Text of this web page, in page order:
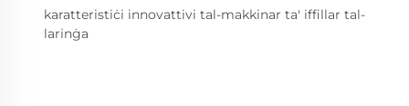
karatteristiċi innovattivi tal-makkinar ta' iffillar tal-
larinġa